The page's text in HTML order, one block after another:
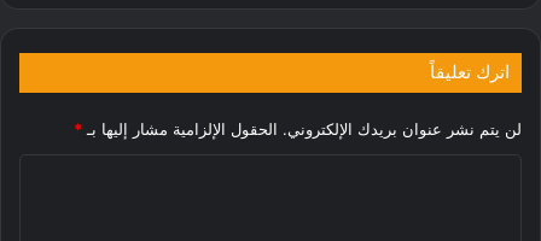
اترك تعليقاً
لن يتم نشر عنوان بريدك الإلكتروني. الحقول الإلزامية مشار إليها بـ *